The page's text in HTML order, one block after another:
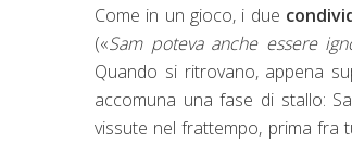
Come in un gioco, i due
(«Sam poteva anche essere
Quando si ritrovano, appena
accomuna una fase di stallo:
vissute nel frattempo, prima fra